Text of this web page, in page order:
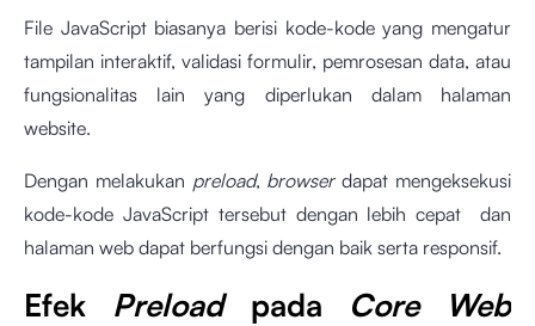
File JavaScript biasanya berisi kode-kode yang mengatur
tampilan interaktif, validasi formulir, pemrosesan data, atau
fungsionalitas lain yang diperlukan dalam halaman
website.
Dengan melakukan preload, browserdapat mengeksekusi
kode-kode JavaScript tersebut dengan lebih cepat dan
halaman web dapat berfungsi dengan baik serta responsif.
Efek Preload pada
Core Web